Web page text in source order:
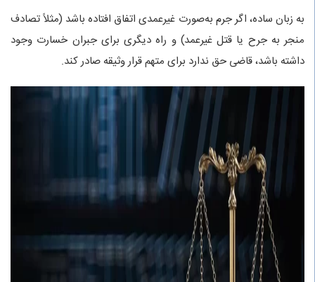
به زبان ساده، اگر جرم به‌صورت غیرعمدی اتفاق افتاده باشد (مثلاً تصادف
منجر به جرح یا قتل غیرعمد) و راه دیگری برای جبران خسارت وجود
داشته باشد، قاضی حق ندارد برای متهم قرار وثیقه صادر کند.